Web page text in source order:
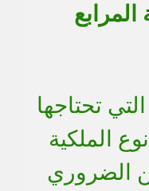
تحتاجها
الملكية
الضروري